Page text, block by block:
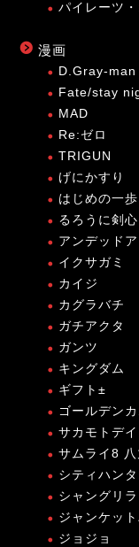
パイレーツ
漫画
D.Gray-man
Fate/stay
MAD
Re:ゼロ
TRIGUN
げにかすり
はじめの一歩
るろうに剣心
アンデッド
イクサガミ
カイジ
カグラバチ
ガチアクタ
ガンツ
キングダム
ギフト±
ゴールデンカ
サカモトデ
サムライ8 八
シティハンタ
シャングリ
ジャンケッ
ジョジョ